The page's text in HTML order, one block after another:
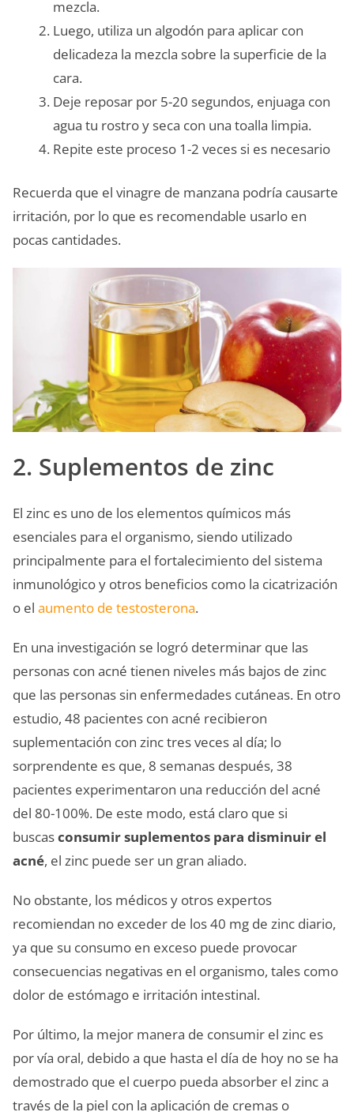
mezcla.
Luego, utiliza un algodón para aplicar con
delicadeza la mezcla sobre la superficie de la
cara.
Deje reposar por 5-20 segundos, enjuaga con
agua tu rostro y seca con una toalla limpia.
Repite este proceso 1-2 veces si es necesario
Recuerda que el vinagre de manzana podría causarte
irritación, por lo que es recomendable usarlo en
pocas cantidades.
2. Suplementos de zinc
El zinc es uno de los elementos químicos más
esenciales para el organismo, siendo utilizado
principalmente para el fortalecimiento del sistema
inmunológico y otros beneficios como la cicatrización
o el aumento de testosterona.
En una investigación se logró determinar que las
personas con acné tienen niveles más bajos de zinc
que las personas sin enfermedades cutáneas. En otro
estudio, 48 pacientes con acné recibieron
suplementación con zinc tres veces al día; lo
sorprendente es que, 8 semanas después, 38
pacientes experimentaron una reducción del acné
del 80-100%. De este modo, está claro que si
buscasconsumir suplementos para disminuir el
acné, el zinc puede ser un gran aliado.
No obstante, los médicos y otros expertos
recomiendan no exceder de los 40 mg de zinc diario,
ya que su consumo en exceso puede provocar
consecuencias negativas en el organismo, tales como
dolor de estómago e irritación intestinal.
Por último, la mejor manera de consumir el zinc es
por vía oral, debido a que hasta el día de hoy no se ha
demostrado que el cuerpo pueda absorber el zinc a
través de la piel con la aplicación de cremas o